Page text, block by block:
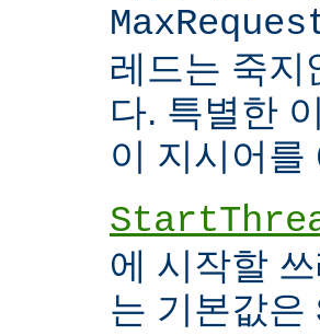
레드는 죽지
다. 특별한
이 지시어를
에 시작할
는 기본값은